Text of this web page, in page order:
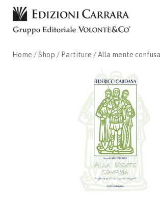
Skip
content
Home / Shop / Partiture /Alla mente confusa